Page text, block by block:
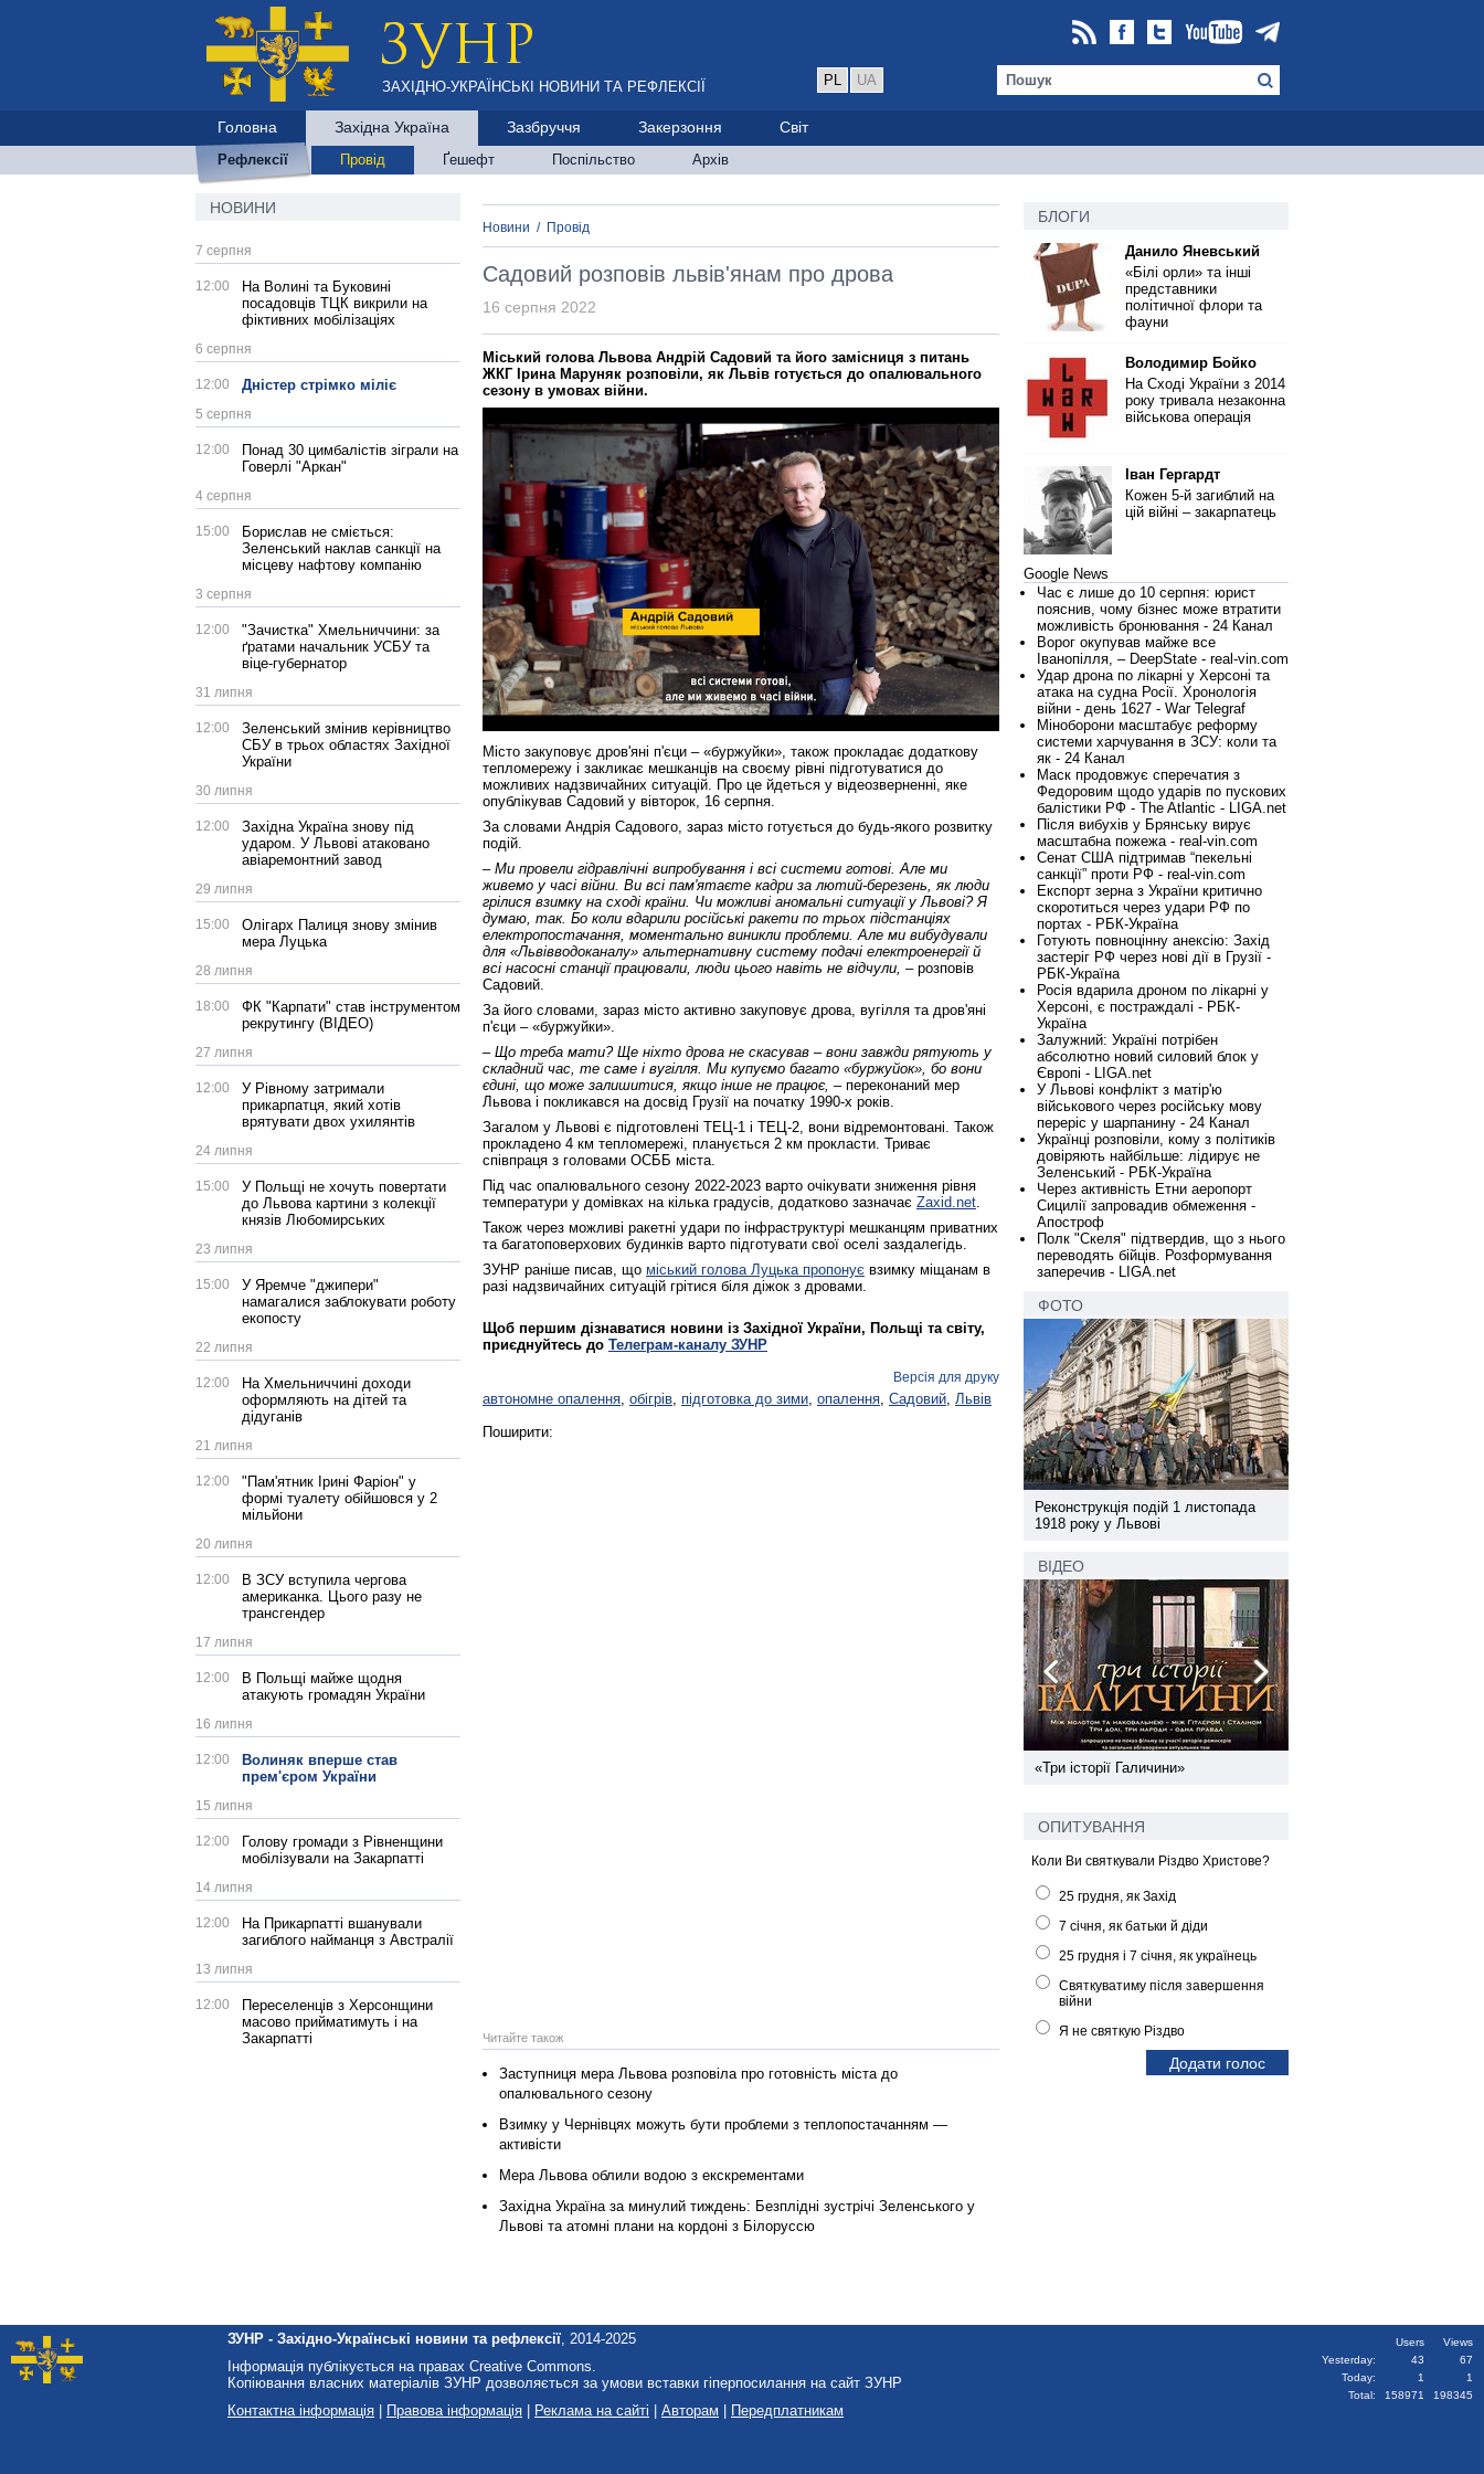
ЗАХІДНО-УКРАЇНСЬКІ НОВИНИ ТА РЕФЛЕКСІЇ PL UA
Головна Західна Україна Зазбруччя Закерзоння Світ
Рефлексії Провід Ґешефт Поспільство Архів
НОВИНИ
7 серпня
12:00
На Волині та Буковині
посадовців ТЦК викрили на
фіктивних мобілізаціях
6 серпня
12:00 Дністер стрімко міліє
5 серпня
12:00
Понад 30 цимбалістів зіграли на
Говерлі "Аркан"
4 серпня
15:00
Борислав не сміється:
Зеленський наклав санкції на
місцеву нафтову компанію
3 серпня
12:00
"Зачистка" Хмельниччини: за
ґратами начальник УСБУ та
віце-губернатор
31 липня
12:00
Зеленський змінив керівництво
СБУ в трьох областях Західної
України
30 липня
12:00
Західна Україна знову під
ударом. У Львові атаковано
авіаремонтний завод
29 липня
15:00
Олігарх Палиця знову змінив
мера Луцька
28 липня
18:00
ФК "Карпати" став інструментом
рекрутингу (ВІДЕО)
27 липня
12:00
У Рівному затримали
прикарпатця, який хотів
врятувати двох ухилянтів
24 липня
15:00
У Польщі не хочуть повертати
до Львова картини з колекції
князів Любомирських
23 липня
15:00
У Яремче "джипери"
намагалися заблокувати роботу
екопосту
22 липня
12:00
На Хмельниччині доходи
оформляють на дітей та
дідуганів
21 липня
12:00
"Пам'ятник Ірині Фаріон" у
формі туалету обійшовся у 2
мільйони
20 липня
12:00
В ЗСУ вступила чергова
американка. Цього разу не
трансгендер
17 липня
12:00
В Польщі майже щодня
атакують громадян України
16 липня
12:00
Волиняк вперше став
прем'єром України
15 липня
12:00
Голову громади з Рівненщини
мобілізували на Закарпатті
14 липня
12:00
На Прикарпатті вшанували
загиблого найманця з Австралії
13 липня
12:00
Переселенців з Херсонщини
масово прийматимуть і на
Закарпатті
Новини / Провід
Садовий розповів львів'янам про дрова
16 серпня 2022
Міський голова Львова Андрій Садовий та його замісниця з питань
ЖКГ Ірина Маруняк розповіли, як Львів готується до опалювального
сезону в умовах війни.
Місто закуповує дров'яні п'єци – «буржуйки», також прокладає додаткову
тепломережу і закликає мешканців на своєму рівні підготуватися до
можливих надзвичайних ситуацій. Про це йдеться у відеозверненні, яке
опублікував Садовий у вівторок, 16 серпня.
За словами Андрія Садового, зараз місто готується до будь-якого розвитку
подій.
– Ми провели гідравлічні випробування і всі системи готові. Але ми
живемо у часі війни. Ви всі пам'ятаєте кадри за лютий-березень, як люди
грілися взимку на сході країни. Чи можливі аномальні ситуації у Львові? Я
думаю, так. Бо коли вдарили російські ракети по трьох підстанціях
електропостачання, моментально виникли проблеми. Але ми вибудували
для «Львівводоканалу» альтернативну систему подачі електроенергії й
всі насосні станції працювали, люди цього навіть не відчули, –розповів
Садовий.
За його словами, зараз місто активно закуповує дрова, вугілля та дров'яні
п'єци – «буржуйки».
– Що треба мати? Ще ніхто дрова не скасував – вони завжди рятують у
складний час, те саме і вугілля. Ми купуємо багато «буржуйок», бо вони
єдині, що може залишитися, якщо інше не працює, –переконаний мер
Львова і покликався на досвід Грузії на початку 1990‑х років.
Загалом у Львові є підготовлені ТЕЦ-1 і ТЕЦ-2, вони відремонтовані. Також
прокладено 4 км тепломережі, планується 2 км прокласти. Триває
співпраця з головами ОСББ міста.
Під час опалювального сезону 2022-2023 варто очікувати зниження рівня
температури у домівках на кілька градусів, додатково зазначає Zaxid.net
Також через можливі ракетні удари по інфраструктурі мешканцям приватних
та багатоповерхових будинків варто підготувати свої оселі заздалегідь.
ЗУНР раніше писав, що міський голова Луцька пропонує взимку міщанам в
разі надзвичайних ситуацій грітися біля діжок з дровами.
Щоб першим дізнаватися новини із Західної України, Польщі та світу,
приєднуйтесь до Телеграм-каналу ЗУНР
Версія для друку
автономне опалення обігрів підготовка до зими опалення Садовий Львів
Поширити:
Читайте також
Заступниця мера Львова розповіла про готовність міста до
опалювального сезону
Взимку у Чернівцях можуть бути проблеми з теплопостачанням —
активісти
Мера Львова облили водою з екскрементами
Західна Україна за минулий тиждень: Безплідні зустрічі Зеленського у
Львові та атомні плани на кордоні з Білоруссю
БЛОГИ
Данило Яневський
«Білі орли» та інші
представники
політичної флори та
фауни
Володимир Бойко
На Сході України з 2014
року тривала незаконна
військова операція
Іван Гергардт
Кожен 5-й загиблий на
цій війні – закарпатець
Google News
Час є лише до 10 серпня: юрист
пояснив, чому бізнес може втратити
можливість бронювання - 24 Канал
Ворог окупував майже все
Іванопілля, – DeepState - real-vin.com
Удар дрона по лікарні у Херсоні та
атака на судна Росії. Хронологія
війни - день 1627 - War Telegraf
Міноборони масштабує реформу
системи харчування в ЗСУ: коли та
як - 24 Канал
Маск продовжує сперечатия з
Федоровим щодо ударів по пускових
балістики РФ - The Atlantic - LIGA.net
Після вибухів у Брянську вирує
масштабна пожежа - real-vin.com
Сенат США підтримав “пекельні
санкції” проти РФ - real-vin.com
Експорт зерна з України критично
скоротиться через удари РФ по
портах - РБК-Україна
Готують повноцінну анексію: Захід
застеріг РФ через нові дії в Грузії -
РБК-Україна
Росія вдарила дроном по лікарні у
Херсоні, є постраждалі - РБК-
Україна
Залужний: Україні потрібен
абсолютно новий силовий блок у
Європі - LIGA.net
У Львові конфлікт з матір'ю
військового через російську мову
переріс у шарпанину - 24 Канал
Українці розповіли, кому з політиків
довіряють найбільше: лідирує не
Зеленський - РБК-Україна
Через активність Етни аеропорт
Сицилії запровадив обмеження -
Апостроф
Полк "Скеля" підтвердив, що з нього
переводять бійців. Розформування
заперечив - LIGA.net
ФОТО
Реконструкція подій 1 листопада
1918 року у Львові
ВІДЕО
«Три історії Галичини»
ОПИТУВАННЯ
Коли Ви святкували Різдво Христове?
25 грудня, як Захід
7 січня, як батьки й діди
25 грудня і 7 січня, як українець
Святкуватиму після завершення
війни
Я не святкую Різдво
ЗУНР - Західно-Українські новини та рефлексії, 2014-2025
Інформація публікується на правах Creative Commons.
Копіювання власних матеріалів ЗУНР дозволяється за умови вставки гіперпосилання на сайт ЗУНР
Контактна інформація
Правова інформація Реклама на сайті Авторам Передплатникам
Users
Views
Yesterday:
43
67
Today:
1
1
Total:
158971 198345